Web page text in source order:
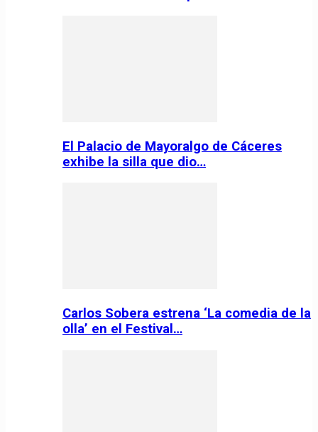
El Palacio de Mayoralgo de Cáceres
exhibe la silla que dio…
Carlos Sobera estrena ‘La comedia de la
olla’ en el Festival…